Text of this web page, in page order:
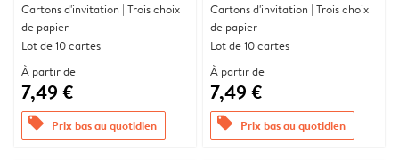
Cartons d'invitation | Trois choix
de papier
Lot de 10 cartes
À partir de
7,49 €
offers Prix bas au quotidien
Cartons d'invitation | Trois choix
de papier
Lot de 10 cartes
À partir de
7,49 €
offers Prix bas au quotidien